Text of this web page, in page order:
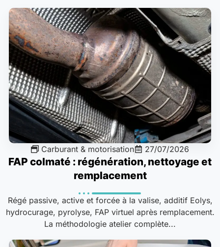
Carburant & motorisation 27/07/2026
FAP colmaté : régénération, nettoyage et
remplacement
Régé passive, active et forcée à la valise, additif Eolys,
hydrocurage, pyrolyse, FAP virtuel après remplacement.
La méthodologie atelier complète...